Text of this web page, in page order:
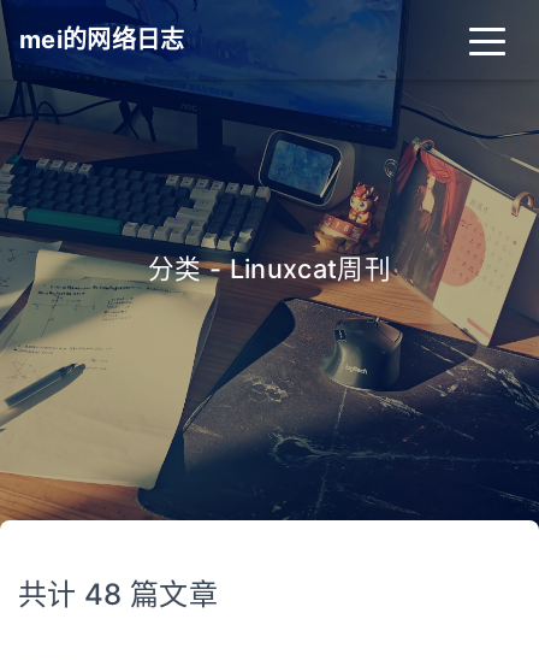
mei的网络日志
分类 - Linuxcat周刊
共计 48 篇文章